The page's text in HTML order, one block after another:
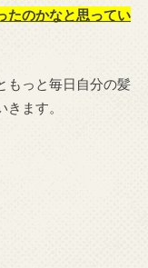
たのかなと思ってい
もっと毎日自分の髪
ます。